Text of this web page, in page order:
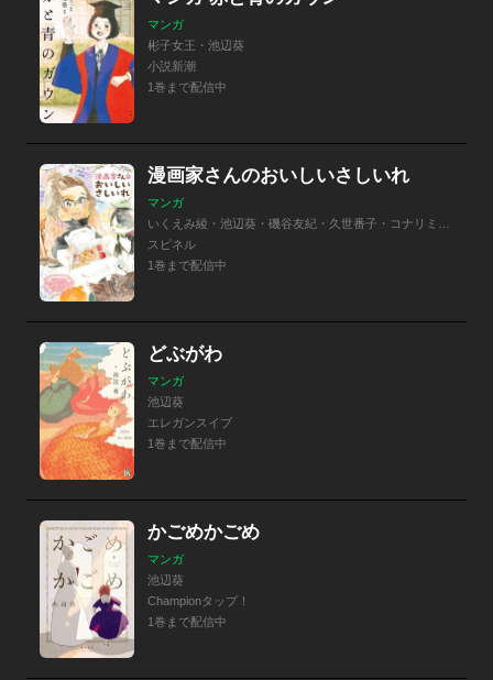
マンガ
彬子女王・池辺葵
小説新潮
1巻まで配信中
漫画家さんのおいしいさしいれ
マンガ
スピネル
1巻まで配信中
どぶがわ
マンガ
池辺葵
エレガンスイブ
1巻まで配信中
かごめかごめ
マンガ
池辺葵
Championタップ！
1巻まで配信中